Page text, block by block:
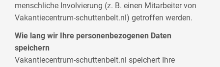
menschliche Involvierung (z. B. einen Mitarbeiter von
Vakantiecentrum-schuttenbelt.nl) getroffen werden.
Wie lang wir Ihre personenbezogenen Daten
speichern
Vakantiecentrum-schuttenbelt.nl speichert Ihre